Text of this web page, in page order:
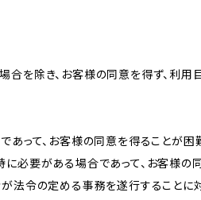
合を除き、お客様の同意を得ず、利
あって、お客様の同意を得ることが困
必要がある場合であって、お客様の
法令の定める事務を遂行することに